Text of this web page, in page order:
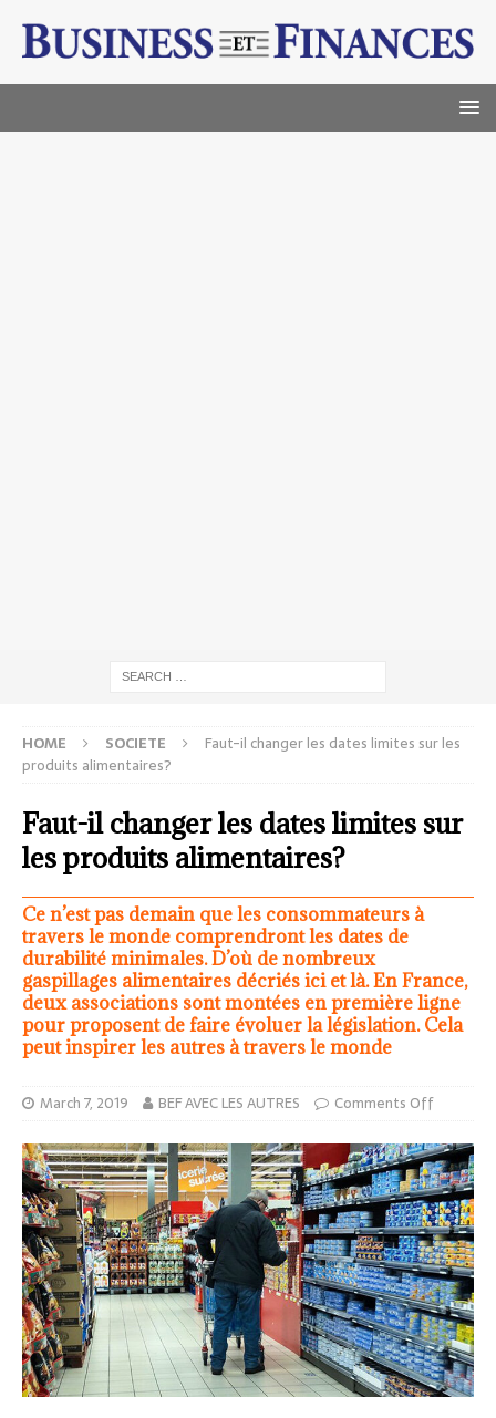
HOME SOCIETE
Faut-il changer les dates limites sur les
produits alimentaires?
Faut-il changer les dates limites sur
les produits alimentaires?
Ce n’est pas demain que les consommateurs à
travers le monde comprendront les dates de
durabilité minimales. D’où de nombreux
gaspillages alimentaires décriés ici et là. En France,
deux associations sont montées en première ligne
pour proposent de faire évoluer la législation. Cela
peut inspirer les autres à travers le monde
March 7, 2019 BEF AVEC LES AUTRES Comments Off